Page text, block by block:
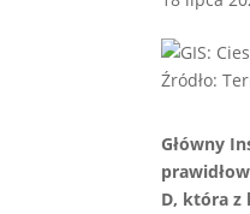
Źródło:
Główny
D, która z